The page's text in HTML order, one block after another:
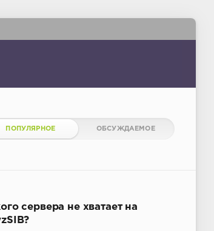
ПОПУЛЯРНОЕ ОБСУЖДАЕМОЕ
сервера не хватает на